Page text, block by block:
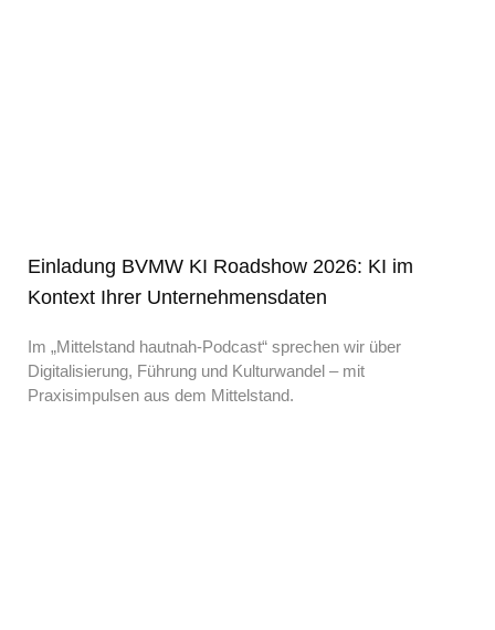
Einladung BVMW KI Roadshow 2026: KI im
Kontext Ihrer Unternehmensdaten
Im „Mittelstand hautnah-Podcast“ sprechen wir über
Digitalisierung, Führung und Kulturwandel – mit
Praxisimpulsen aus dem Mittelstand.